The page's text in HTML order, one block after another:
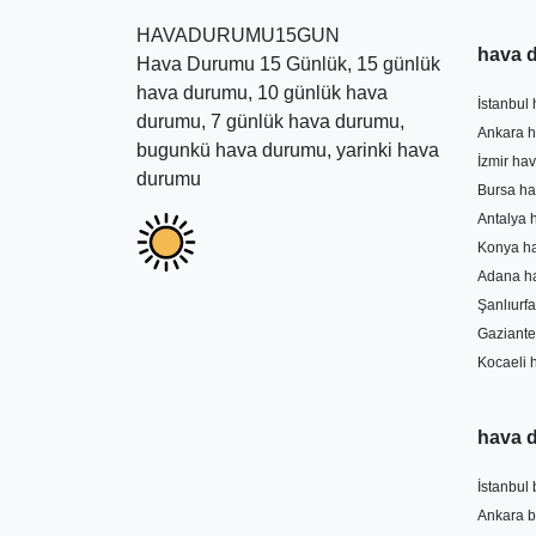
HAVADURUMU15GUN
Hava Durumu 15 Günlük, 15 günlük
hava durumu, 10 günlük hava
durumu, 7 günlük hava durumu,
bugunkü hava durumu, yarinki hava
durumu
hava
İstanbul
Ankara
İzmir
Bursa
Antalya
Konya
Adana
Kocaeli
hava
İstanbul
Ankara